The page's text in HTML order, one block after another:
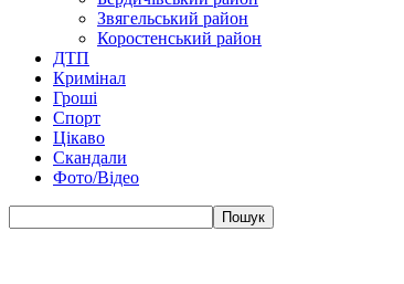
Звягельський район
Коростенський район
ДТП
Кримінал
Гроші
Спорт
Цікаво
Скандали
Фото/Відео